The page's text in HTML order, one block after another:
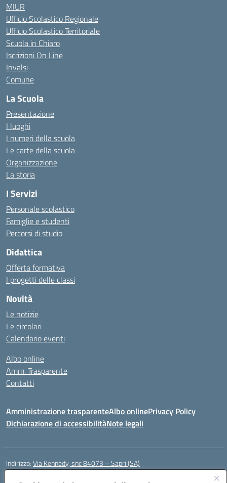
MIUR
Ufficio Scolastico Regionale
Ufficio Scolastico Territoriale
Scuola in Chiaro
Iscrizioni On Line
Invalsi
Comune
La Scuola
Presentazione
I luoghi
I numeri della scuola
Le carte della scuola
Organizzazione
La storia
I Servizi
Personale scolastico
Famiglie e studenti
Percorsi di studio
Didattica
Offerta formativa
I progetti delle classi
Novità
Le notizie
Le circolari
Calendario eventi
Albo online
Amm. Trasparente
Contatti
Amministrazione trasparenteAlbo onlinePrivacy Policy
Dichiarazione di accessibilitàNote legali
Indirizzo:Via Kennedy, snc 84073 – Sapri (SA)
Centralino: